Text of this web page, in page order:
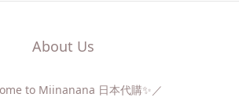
About Us
to Miinanana 日本代購✨／